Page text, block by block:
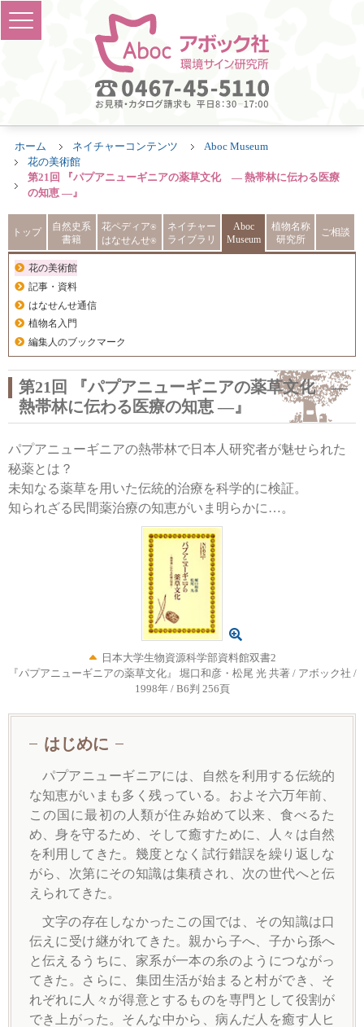
ホーム ネイチャーコンテンツ
Aboc Museum
花の美術館
第21回 『パプアニューギニアの薬草文化 ― 熱帯林に伝わる医療
の知恵 ―』
トップ
自然史系
書籍
花ペディア®
はなせんせ®
ネイチャー
ライブラリ
Aboc
Museum
植物名称
研究所
ご相談
花の美術館
記事・資料
はなせんせ通信
植物名入門
編集人のブックマーク
第21回 『パプアニューギニアの薬草文化 ―
熱帯林に伝わる医療の知恵 ―』
パプアニューギニアの熱帯林で日本人研究者が魅せられた
秘薬とは？
未知なる薬草を用いた伝統的治療を科学的に検証。
知られざる民間薬治療の知恵がいま明らかに…。
日本大学生物資源科学部資料館双書2
『パプアニューギニアの薬草文化』
堀口和彦・松尾 光 共著 / アボック社 /
1998年 / B6判 256頁
はじめに
パプアニューギニアには、自然を利用する伝統的
な知恵がいまも多く残っている。およそ六万年前、
この国に最初の人類が住み始めて以来、食べるた
め、身を守るため、そして癒すために、人々は自然
を利用してきた。幾度となく試行錯誤を繰り返しな
がら、次第にその知識は集積され、次の世代へと伝
えられてきた。
文字の存在しなかったこの国では、その知識は口
伝えに受け継がれてきた。親から子へ、子から孫へ
と伝えるうちに、家系が一本の糸のようにつながっ
てきた。さらに、集団生活が始まると村ができ、そ
れぞれに人々が得意とするものを専門として役割が
でき上がった。そんな中から、病んだ人を癒す人ヒ